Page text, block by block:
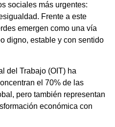
sociales más urgentes:
Frente a este
emergen como una vía
digno, estable y con sentido
del Trabajo (OIT) ha
el 70% de las
pero también representan
económica con